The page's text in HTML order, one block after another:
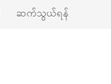
ဆက်သွယ်ရန်